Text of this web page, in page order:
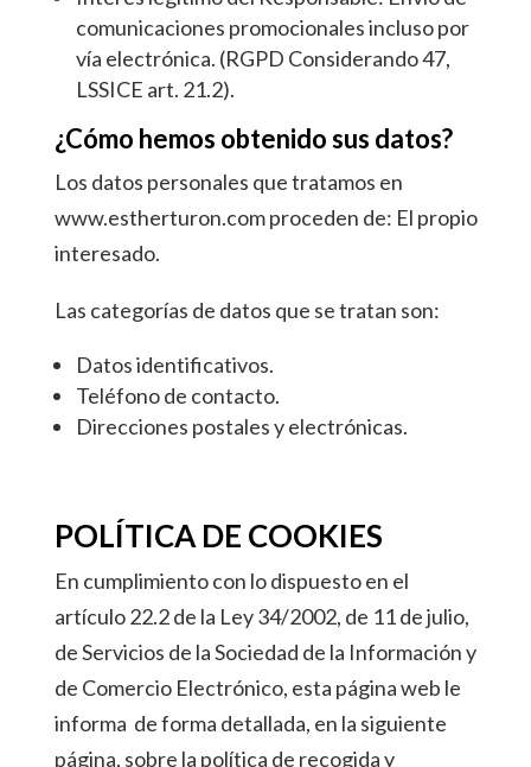
comunicaciones promocionales incluso por
vía electrónica. (RGPD Considerando 47,
LSSICE art. 21.2).
¿Cómo hemos obtenido sus datos?
Los datos personales que tratamos en
www.estherturon.com proceden de: El propio
interesado.
Las categorías de datos que se tratan son:
Datos identificativos.
Teléfono de contacto.
Direcciones postales y electrónicas.
POLÍTICA DE COOKIES
En cumplimiento con lo dispuesto en el
artículo 22.2 de la Ley 34/2002, de 11 de julio,
de Servicios de la Sociedad de la Información y
de Comercio Electrónico, esta página web le
informa de forma detallada, en la siguiente
página, sobre la política de recogida y